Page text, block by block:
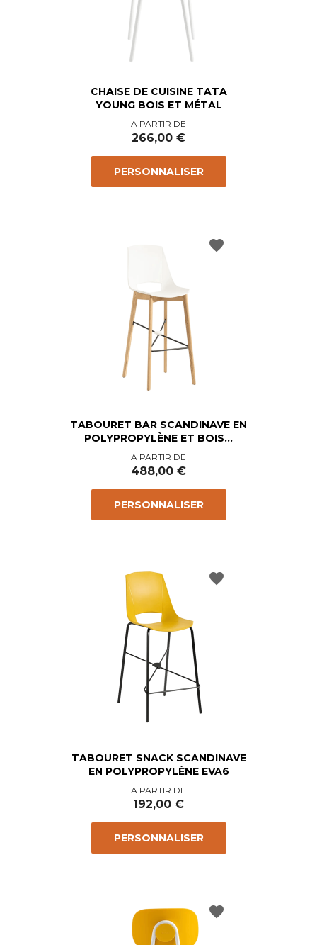
CHAISE DE CUISINE TATA
YOUNG BOIS ET MÉTAL
Prix
A PARTIR DE
266,00 €
PERSONNALISER
TABOURET BAR SCANDINAVE EN
POLYPROPYLÈNE ET BOIS...
Prix
A PARTIR DE
488,00 €
PERSONNALISER
favorite
TABOURET SNACK SCANDINAVE
EN POLYPROPYLÈNE EVA6
Prix
A PARTIR DE
192,00 €
PERSONNALISER
favorite
favorite